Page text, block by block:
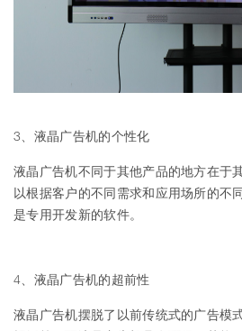
3、液晶广告机的个性化
液晶广告机不同于其他产品的地方在于
以根据客户的不同需求和应用场所的不
是专用开发新的软件。
4、液晶广告机的超前性
液晶广告机摆脱了以前传统式的广告模